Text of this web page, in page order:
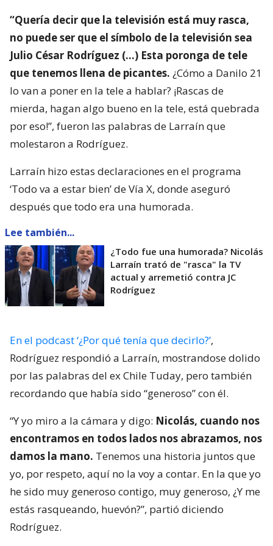
“Quería decir que la televisión está muy rasca,
no puede ser que el símbolo de la televisión sea
Julio César Rodríguez (…) Esta poronga de tele
que tenemos llena de picantes. ¿Cómo a Danilo 21
lo van a poner en la tele a hablar? ¡Rascas de
mierda, hagan algo bueno en la tele, está quebrada
por eso!”, fueron las palabras de Larraín que
molestaron a Rodríguez.
Larraín hizo estas declaraciones en el programa
‘Todo va a estar bien’ de Vía X, donde aseguró
después que todo era una humorada.
Lee también...
¿Todo fue una humorada? Nicolás
Larraín trató de "rasca" la TV
actual y arremetió contra JC
Rodríguez
En el podcast ‘¿Por qué tenía que decirlo?’,
Rodríguez respondió a Larraín, mostrandose dolido
por las palabras del ex Chile Tuday, pero también
recordando que había sido “generoso” con él.
“Y yo miro a la cámara y digo: Nicolás, cuando nos
encontramos en todos lados nos abrazamos, nos
damos la mano. Tenemos una historia juntos que
yo, por respeto, aquí no la voy a contar. En la que yo
he sido muy generoso contigo, muy generoso, ¿Y me
estás rasqueando, huevón?”, partió diciendo
Rodríguez.